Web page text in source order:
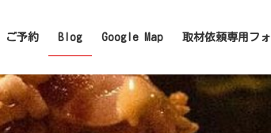
ご予約 Blog Google Map 取材依頼専用フ